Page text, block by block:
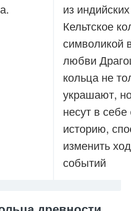
из
Кельтское
символикой
любви
кольца не
украшают,
несут в
историю,
изменить ход
событий